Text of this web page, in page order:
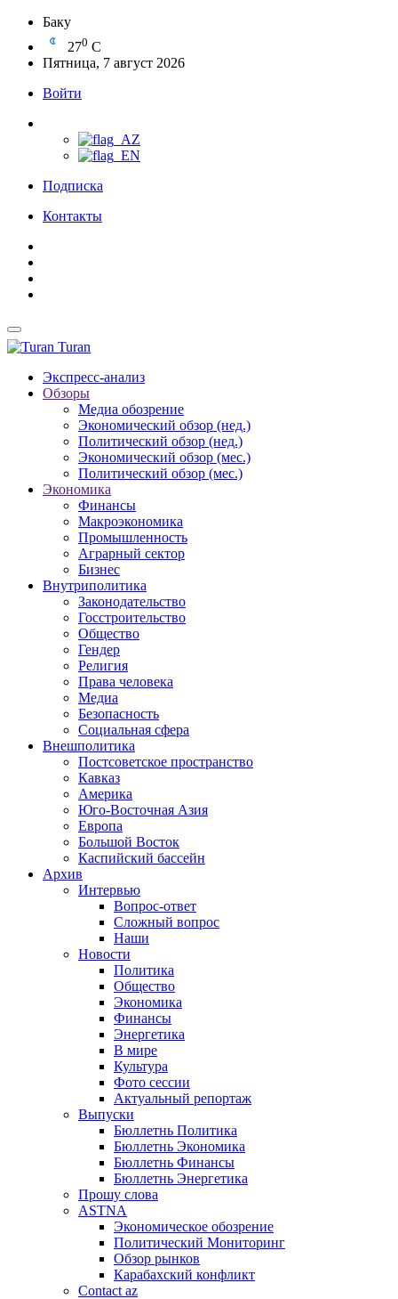
Баку
270 C
Пятница, 7 август 2026
Войти
Подписка
Контакты
Turan
Экспресс-анализ
Обзоры
Медиа обозрение
Экономический обзор (нед.)
Политический обзор (нед.)
Экономический обзор (мес.)
Политический обзор (мес.)
Экономика
Финансы
Макроэкономика
Промышленность
Аграрный сектор
Бизнес
Внутриполитика
Законодательство
Госстроительство
Общество
Гендер
Религия
Права человека
Медиа
Безопасность
Социальная сфера
Внешполитика
Постсоветское пространство
Кавказ
Америка
Юго-Восточная Азия
Европа
Большой Восток
Каспийский бассейн
Архив
Интервью
Вопрос-ответ
Сложный вопрос
Наши
Новости
Политика
Общество
Экономика
Финансы
Энергетика
В мире
Культура
Фото сессии
Актуальный репортаж
Выпуски
Бюллетнь Политика
Бюллетнь Экономика
Бюллетнь Финансы
Бюллетнь Энергетика
Прошу слова
ASTNA
Экономическое обозрение
Политический Мониторинг
Обзор рынков
Карабахский конфликт
Contact az